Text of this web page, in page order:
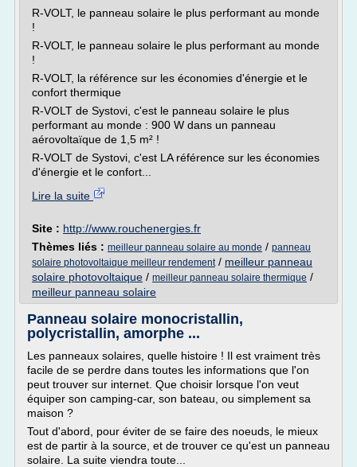
R-VOLT, le panneau solaire le plus performant au monde
!
R-VOLT, le panneau solaire le plus performant au monde
!
R-VOLT, la référence sur les économies d'énergie et le
confort thermique
R-VOLT de Systovi, c'est le panneau solaire le plus
performant au monde : 900 W dans un panneau
aérovoltaïque de 1,5 m² !
R-VOLT de Systovi, c'est LA référence sur les économies
d'énergie et le confort...
Lire la suite
Site : http://www.rouchenergies.fr
Thèmes liés : meilleur panneau solaire au monde / panneau
solaire photovoltaique meilleur rendement/ meilleur panneau
solaire photovoltaique / meilleur panneau solaire thermique /
meilleur panneau solaire
Panneau solaire monocristallin,
polycristallin, amorphe ...
Les panneaux solaires, quelle histoire ! Il est vraiment très
facile de se perdre dans toutes les informations que l'on
peut trouver sur internet. Que choisir lorsque l'on veut
équiper son camping-car, son bateau, ou simplement sa
maison ?
Tout d'abord, pour éviter de se faire des noeuds, le mieux
est de partir à la source, et de trouver ce qu'est un panneau
solaire. La suite viendra toute...